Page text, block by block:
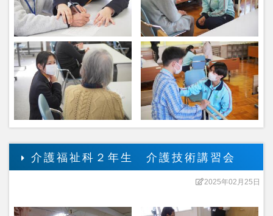
介護福祉科２年生 介護技術講習会
2025年02月25日